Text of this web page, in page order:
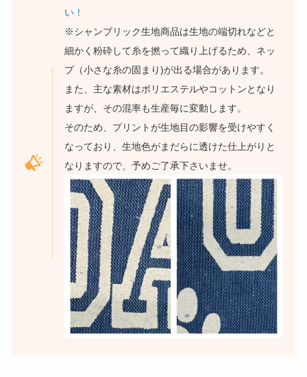
い！
※シャンブリック生地商品は生地の端切れなどと
細かく粉砕して糸を撚って織り上げるため、ネッ
プ（小さな糸の固まり)が出る場合があります。
また、主な素材はポリエステルやコットンとなり
ますが、その混率も生産毎に変動します。
そのため、プリントが生地目の影響を受けやすく
なっており、生地色がまだらに透けた仕上がりと
なりますので、予めご了承下さいませ。